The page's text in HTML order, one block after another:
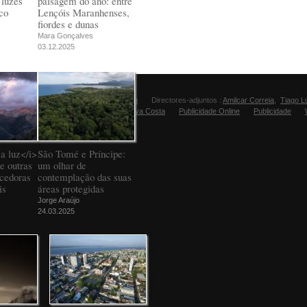
Lençóis Maranhenses,
fiordes e dunas
Mara Gonçalves
03.12.2025
luz</i>
outras
São Tomé e Príncipe:
um olhar de
contemplação das suas
áreas protegidas
Jorge Araújo
24.03.2025
Director:Manuel Carvalho Directores-adjuntos : Amilcar Correia Tiago
Editora Fugas:Sandra Silva Costa Publicidade Online Publicidade